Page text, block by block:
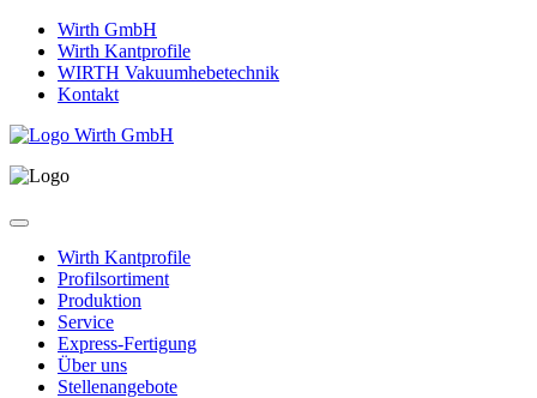
Wirth GmbH
Wirth Kantprofile
WIRTH Vakuumhebetechnik
Kontakt
Wirth Kantprofile
Profilsortiment
Produktion
Service
Express-Fertigung
Über uns
Stellenangebote